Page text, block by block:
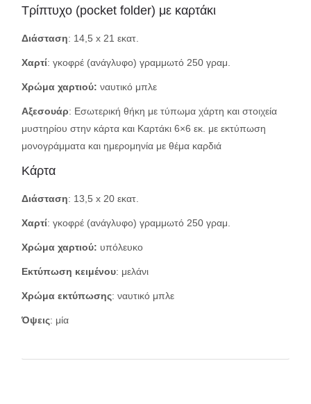
Τρίπτυχο (pocket folder) με καρτάκι
Διάσταση: 14,5 x 21 εκατ.
Χαρτί: γκοφρέ (ανάγλυφο) γραμμωτό 250 γραμ.
Χρώμα χαρτιού: ναυτικό μπλε
Αξεσουάρ: Εσωτερική θήκη με τύπωμα χάρτη και στοιχεία
μυστηρίου στην κάρτα και Καρτάκι 6×6 εκ. με εκτύπωση
μονογράμματα και ημερομηνία με θέμα καρδιά
Κάρτα
Διάσταση: 13,5 x 20 εκατ.
Χαρτί: γκοφρέ (ανάγλυφο) γραμμωτό 250 γραμ.
Χρώμα χαρτιού: υπόλευκο
Εκτύπωση κειμένου: μελάνι
Χρώμα εκτύπωσης: ναυτικό μπλε
Όψεις: μία